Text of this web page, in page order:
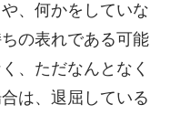
、何かをしていな
の表れである可能
、ただなんとなく
は、退屈している